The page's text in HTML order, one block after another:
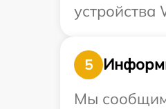
устройства
5
Мы сообщим